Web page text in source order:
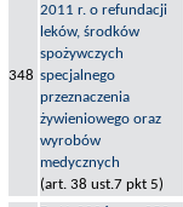
348
2011 r. o refundacji
leków, środków
spożywczych
specjalnego
przeznaczenia
żywieniowego oraz
wyrobów
medycznych
(art. 38 ust.7 pkt 5)